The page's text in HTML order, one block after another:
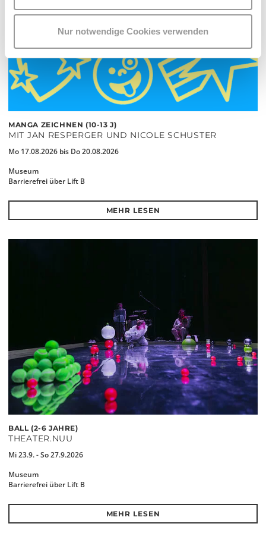
Nur notwendige Cookies verwenden
MANGA ZEICHNEN (10-13 J)
MIT JAN RESPERGER UND NICOLE SCHUSTER
Mo 17.08.2026 bis Do 20.08.2026
Museum
Barrierefrei über Lift B
MEHR LESEN
BALL (2-6 JAHRE)
THEATER.NUU
Mi 23.9. - So 27.9.2026
Museum
Barrierefrei über Lift B
MEHR LESEN